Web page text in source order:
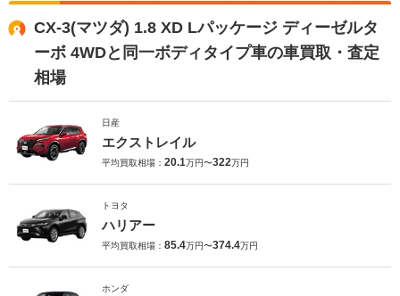
CX-3(マツダ) 1.8 XD Lパッケージ ディーゼルタ
ーボ 4WDと同一ボディタイプ車の車買取・査定
相場
日産
エクストレイル
平均買取相場： 20.1万円〜322万円
トヨタ
ハリアー
平均買取相場： 85.4万円〜374.4万円
ホンダ